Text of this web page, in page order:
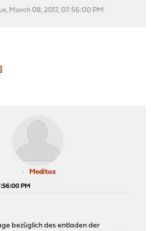
March 08, 2017, 07:56:00 PM
Meditux
PM
bezüglich des entladen der